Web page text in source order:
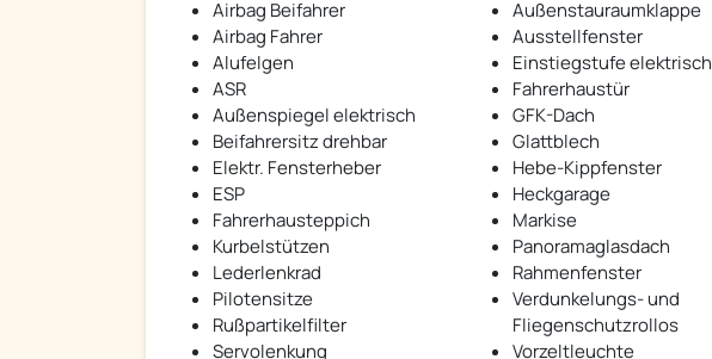
Airbag Beifahrer
Airbag Fahrer
Alufelgen
ASR
Außenspiegel elektrisch
Beifahrersitz drehbar
Elektr. Fensterheber
ESP
Fahrerhausteppich
Kurbelstützen
Lederlenkrad
Pilotensitze
Rußpartikelfilter
Servolenkung
Außenstauraumklappe
Ausstellfenster
Einstiegstufe elektrisch
Fahrerhaustür
GFK-Dach
Glattblech
Hebe-Kippfenster
Heckgarage
Markise
Panoramaglasdach
Rahmenfenster
Verdunkelungs- und
Fliegenschutzrollos
Vorzeltleuchte